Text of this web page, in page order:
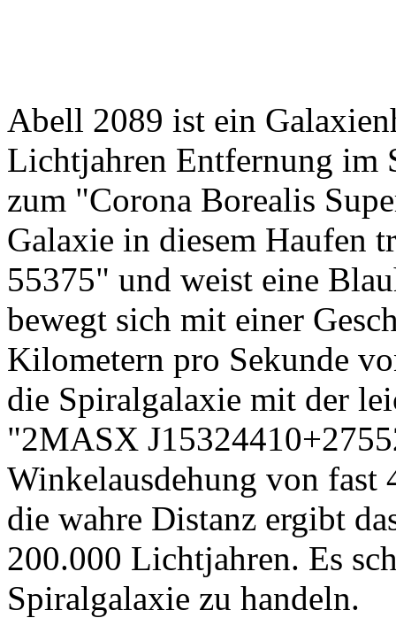
Abell 2089 ist ein
Lichtjahren Entfernung im
zum "Corona Borealis
Galaxie in diesem Haufen
55375" und weist eine
bewegt sich mit einer
Kilometern pro Sekunde
die Spiralgalaxie mit der
"2MASX
Winkelausdehung von fast
die wahre Distanz ergibt
200.000 Lichtjahren. Es
Spiralgalaxie zu handeln.